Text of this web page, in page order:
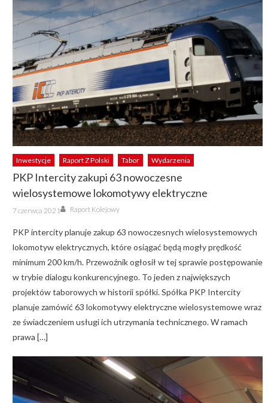
Inwestycje Raport Z Polski Tabor Wydarzenia
PKP Intercity zakupi 63 nowoczesne
wielosystemowe lokomotywy elektryczne
Posted
on
7 czerwca 2021 Author
Raport Kolejowy
PKP intercity planuje zakup 63 nowoczesnych wielosystemowych
lokomotyw elektrycznych, które osiągać będą mogły prędkość
minimum 200 km/h. Przewoźnik ogłosił w tej sprawie postępowanie
w trybie dialogu konkurencyjnego. To jeden z największych
projektów taborowych w historii spółki. Spółka PKP Intercity
planuje zamówić 63 lokomotywy elektryczne wielosystemowe wraz
ze świadczeniem usługi ich utrzymania technicznego. W ramach
prawa […]